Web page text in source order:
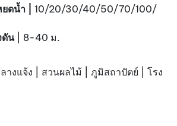
ดน้ำ |
10/20/30/40/50/70/100/
ดัน| 8-40 ม.
างแจ้ง | สวนผลไม้ | ภูมิสถาปัตย์ | โรง